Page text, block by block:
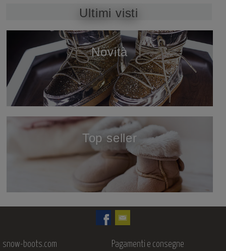
Ultimi visti
Novità
scopri
Top seller
scopri
snow-boots.com Pagamenti e consegne